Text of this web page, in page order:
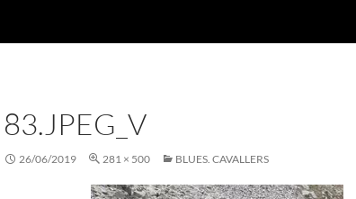
83.JPEG_V
26/06/2019 281 × 500 BLUES. CAVALLERS